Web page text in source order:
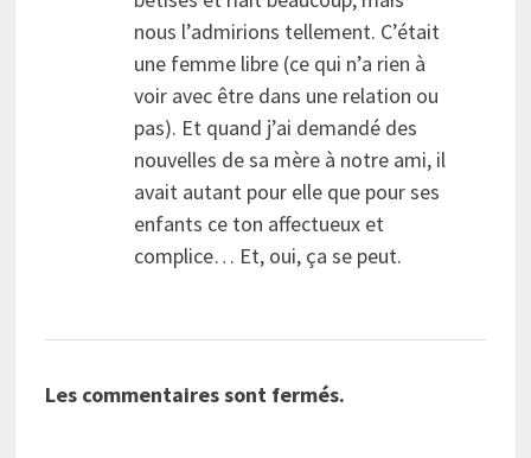
nous l’admirions tellement. C’était
une femme libre (ce qui n’a rien à
voir avec être dans une relation ou
pas). Et quand j’ai demandé des
nouvelles de sa mère à notre ami, il
avait autant pour elle que pour ses
enfants ce ton affectueux et
complice… Et, oui, ça se peut.
Les commentaires sont fermés.